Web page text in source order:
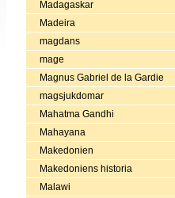
Madagaskar
Madeira
magdans
mage
Magnus Gabriel de la Gardie
magsjukdomar
Mahatma Gandhi
Mahayana
Makedonien
Makedoniens historia
Malawi